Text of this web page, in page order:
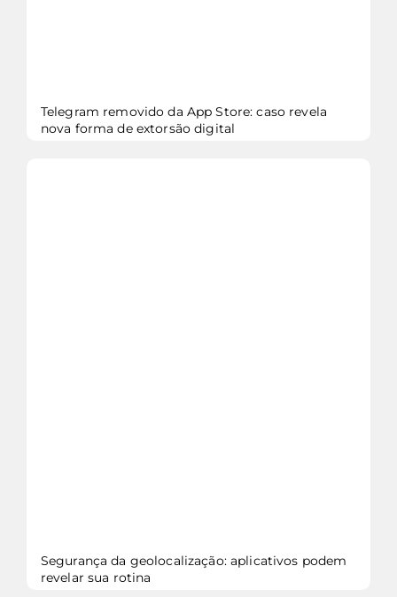
Telegram removido da App Store: caso revela
nova forma de extorsão digital
Segurança da geolocalização: aplicativos podem
revelar sua rotina